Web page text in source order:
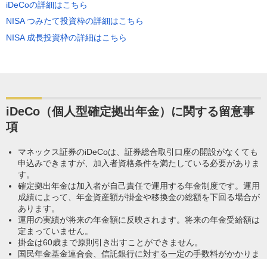
iDeCoの詳細はこちら
NISA つみたて投資枠の詳細はこちら
NISA 成長投資枠の詳細はこちら
iDeCo（個人型確定拠出年金）に関する留意事
項
マネックス証券のiDeCoは、証券総合取引口座の開設がなくても
申込みできますが、加入者資格条件を満たしている必要がありま
す。
確定拠出年金は加入者が自己責任で運用する年金制度です。運用
成績によって、年金資産額が掛金や移換金の総額を下回る場合が
あります。
運用の実績が将来の年金額に反映されます。将来の年金受給額は
定まっていません。
掛金は60歳まで原則引き出すことができません。
国民年金基金連合会、信託銀行に対する一定の手数料がかかりま